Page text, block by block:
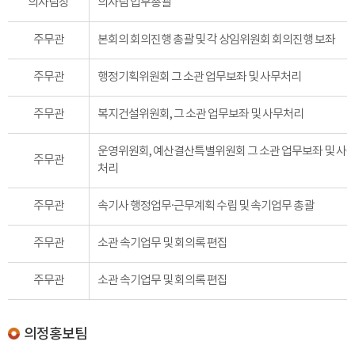
의사팀장 의사팀 업무총괄
주무관 본회의 회의진행 총괄 및 각 상임위원회 회의진행 보좌
주무관 행정기획위원회 그 소관 업무보좌 및 사무처리
주무관 복지건설위원회, 그 소관 업무보좌 및 사무처리
주무관
운영위원회, 예산결산특별위원회 그 소관 업무보좌 및 사
처리
주무관 속기사 행정업무·근무계획 수립 및 속기업무 총괄
주무관 소관 속기업무 및 회의록 편집
주무관 소관 속기업무 및 회의록 편집
의정홍보팀